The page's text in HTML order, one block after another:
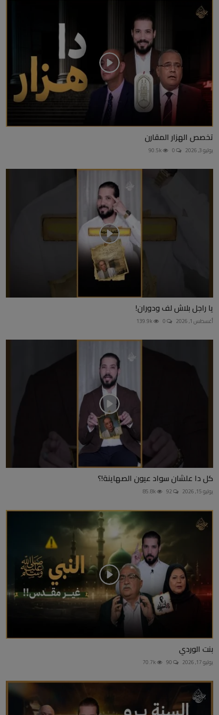
تخصص الهزار المقارن
يوليو 3, 2026
يا راجل بلاش لف ودوران!
أغسطس 1, 2026
كل دا علشان سواد عيون الصهاينة!؟
يوليو 15, 2026
بنت الوردي
يوليو 17, 2026